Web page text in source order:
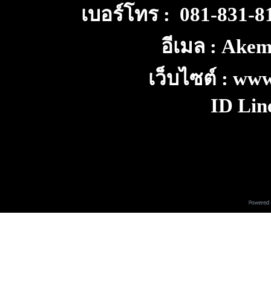
เบอร์โทร : 081-
อีเมล :
เว็บไซต์ :
ID